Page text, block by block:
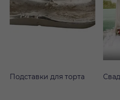
Подставки для торта